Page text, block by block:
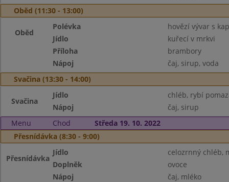
Oběd (11:30 - 13:00)
Oběd
Polévka
hovězí vývar s
Jídlo
kuřecí v mrkvi
Příloha
brambory
Nápoj
čaj, sirup, voda
Svačina (13:30 - 14:00)
Svačina
Jídlo
chléb, rybí
Nápoj
čaj, sirup
Menu
Chod
Středa 19. 10. 2022
Přesnídávka (8:30 - 9:00)
Přesnídávka
Jídlo
celozrnný chléb,
Doplněk
ovoce
Nápoj
čaj, mléko